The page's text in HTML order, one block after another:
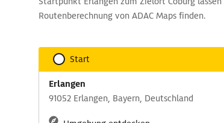
Routenberechnung von ADAC Maps finden.
Start
Erlangen
91052 Erlangen, Bayern, Deutschland